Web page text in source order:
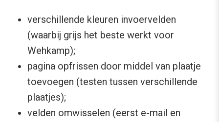
verschillende kleuren invoervelden
(waarbij grijs het beste werkt voor
Wehkamp);
pagina opfrissen door middel van plaatje
toevoegen (testen tussen verschillende
plaatjes);
velden omwisselen (eerst e-mail en